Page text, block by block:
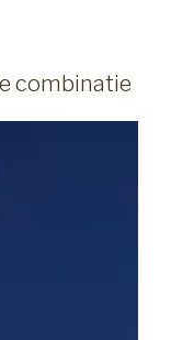
combinatie